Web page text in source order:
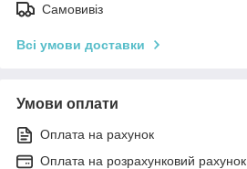
Самовивіз
Всі умови доставки
Умови оплати
Оплата на рахунок
Оплата на розрахунковий рахунок